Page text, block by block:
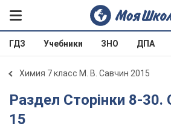
ГДЗ Учебники ЗНО ДПА
Химия 7 класс М. В. Савчин 2015
Раздел Сторінки 8-30. Сторінка
15